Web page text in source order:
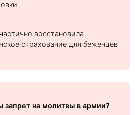
восстановила
страхование для беженцев
запрет на молитвы в армии?